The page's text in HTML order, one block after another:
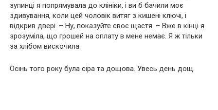
зупинці я попрямувала до клініки, і ви б бачили моє
здивування, коли цей чоловік витяг з кишені ключі, і
відкрив двері. – Ну, показуйте своє щастя. – Вже в кінці я
зрозуміла, що грошей на оплату в мене немає. Я ж тільки
за хлібом вискочила.
Осінь того року була сіра та дощова. Увесь день дощ.